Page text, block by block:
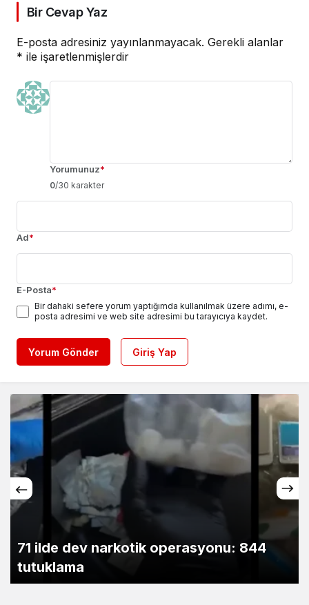
Bir Cevap Yaz
E-posta adresiniz yayınlanmayacak. Gerekli alanlar
* ile işaretlenmişlerdir
Yorumunuz*
0/30 karakter
Ad*
E-Posta*
Bir dahaki sefere yorum yaptığımda kullanılmak üzere adımı, e-
posta adresimi ve web site adresimi bu tarayıcıya kaydet.
Yorum Gönder Giriş Yap
71 ilde dev narkotik operasyonu: 844
tutuklama